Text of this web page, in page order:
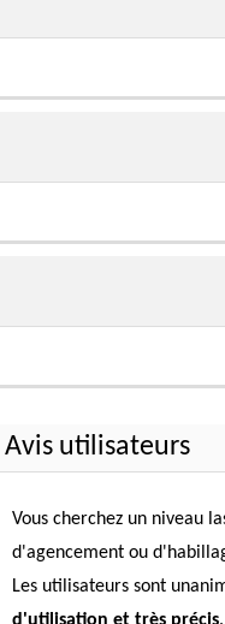
Avis utilisateurs
Vous cherchez un niveau
d'agencement ou
Les utilisateurs sont